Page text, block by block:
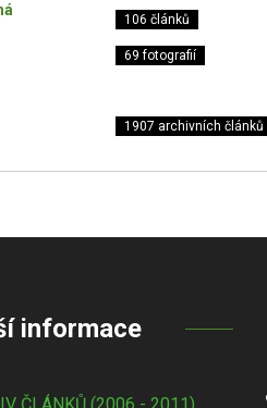
106 článků
69 fotografií
1907 archivních článků
informace